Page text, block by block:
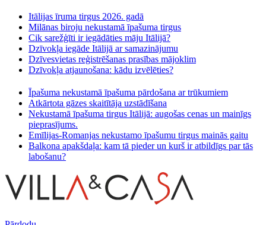
Itālijas īruma tirgus 2026. gadā
Milānas biroju nekustamā īpašuma tirgus
Cik sarežģīti ir iegādāties māju Itālijā?
Dzīvokļa iegāde Itālijā ar samazinājumu
Dzīvesvietas reģistrēšanas prasības mājoklim
Dzīvokļa atjaunošana: kādu izvēlēties?
Īpašuma nekustamā īpašuma pārdošana ar trūkumiem
Atkārtota gāzes skaitītāja uzstādīšana
Nekustamā īpašuma tirgus Itālijā: augošas cenas un mainīgs
pieprasījums.
Emīlijas-Romanjas nekustamo īpašumu tirgus mainās gaitu
Balkona apakšdaļa: kam tā pieder un kurš ir atbildīgs par tās
labošanu?